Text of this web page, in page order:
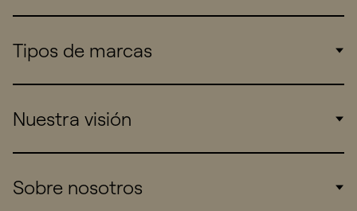
Tipos de marcas
Consumers
Startups
Nuestra visión
Work
Sobre nosotros